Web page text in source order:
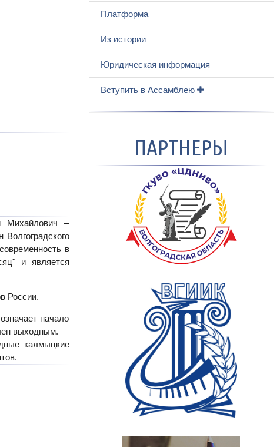
Михайлович –
в
и является
России.
начало
выходным.
калмыцкие
Платформа
Из истории
Юридическая информация
Вступить в Ассамблею
ПАРТНЕРЫ